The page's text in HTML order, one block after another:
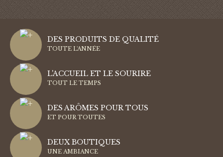
DES PRODUITS DE QUALITÉ
TOUTE L'ANNÉE
L'ACCUEIL ET LE SOURIRE
TOUT LE TEMPS
DES ARÔMES POUR TOUS
ET POUR TOUTES
DEUX BOUTIQUES
UNE AMBIANCE